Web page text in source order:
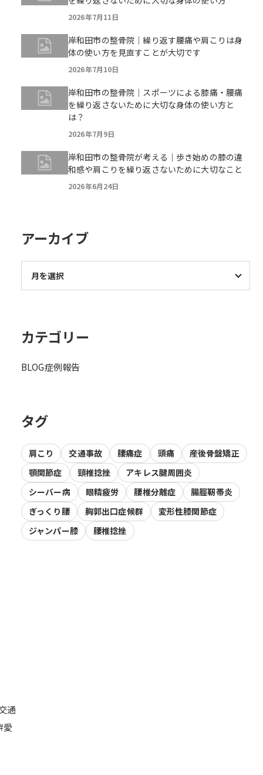
通
愛
2026年7月11日
岸和田市の整骨院｜繰り返す腰痛や肩こりは身
体の使い方を見直すことが大切です
2026年7月10日
岸和田市の整骨院｜スポーツによる膝痛・腰痛
を繰り返さないために大切な身体の使い方と
は？
2026年7月9日
岸和田市の整骨院が考える｜歩き始めの膝の違
和感や肩こりを繰り返さないために大切なこと
2026年6月24日
アーカイブ
カテゴリー
BLOG症例報告
タグ
肩こり 交通事故 腰痛症 頭痛
産後骨盤矯正
顎関節症
頸椎捻挫
アキレス腱周囲炎
シーバー病
眼精疲労 腰椎分離症
腸脛靭帯炎
ぎっくり腰
胸郭出口症候群
変形性膝関節症
ジャンパー膝
腰椎捻挫